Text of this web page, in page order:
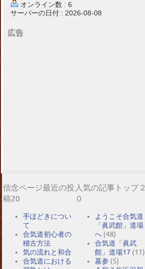
オンライン数 : 6
サーバーの日付 : 2026-08-08
広告
信念ページ最近の投
稿20
手ほどきについ
て
合気道初心者の
稽古方法
気の流れと和合
合気道における
人気の記事トップ２
０
ようこそ合気道
「眞武館」道場
へ (48)
合気道「眞武
館」道場17 (11)
墓参 (5)